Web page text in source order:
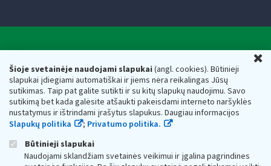
Šioje svetainėje naudojami slapukai(angl. cookies). Būtinieji
slapukai įdiegiami automatiškai ir jiems nėra reikalingas Jūsų
sutikimas. Taip pat galite sutikti ir su kitų slapukų naudojimu. Savo
sutikimą bet kada galėsite atšaukti pakeisdami interneto naršyklės
nustatymus ir ištrindami įrašytus slapukus. Daugiau informacijos
Slapukų politika
; Privatumo politika.
Būtinieji slapukai
Naudojami sklandžiam svetainės veikimui ir įgalina pagrindines
Respublikos finansų ministerijos
Biudžetinė įstaiga. Juridinio asmens kodas — 188659752,
adresas: Vasario 16-osios g. 14, 01107 Vilnius, Lietuva, el.paštas:
vmi@vmi.lt, E. pristatymo dėžutės adresas 188659752
Duomenys apie Valstybinę mokesčių inspekciją prie Lietuvos
Respublikos finansų ministerijos kaupiami ir saugomi Juridinių